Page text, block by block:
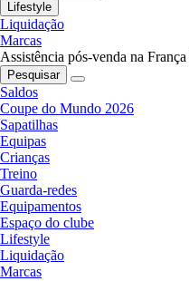
Lifestyle
Liquidação
Marcas
Assistência pós-venda na França
Pesquisar
Saldos
Coupe do Mundo 2026
Sapatilhas
Equipas
Crianças
Treino
Guarda-redes
Equipamentos
Espaço do clube
Lifestyle
Liquidação
Marcas